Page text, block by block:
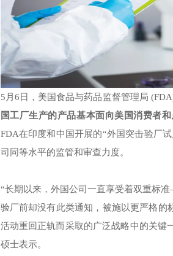
5月6日，美国食品与药品监督管理局
国工厂生产的产品基本面向美国消费者
FDA在印度和中国开展的“外国突击验厂
司同等水平的监管和审查力度。
“长期以来，外国公司一直享受着双重标
验厂前却没有此类通知，被施以更严格
活动重回正轨而采取的广泛战略中的关键
硕士表示。